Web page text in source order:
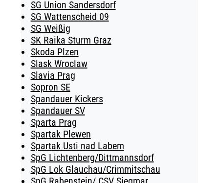
SG Union Sandersdorf
SG Wattenscheid 09
SG Weißig
SK Raika Sturm Graz
Skoda Plzen
Slask Wroclaw
Slavia Prag
Sopron SE
Spandauer Kickers
Spandauer SV
Sparta Prag
Spartak Plewen
Spartak Usti nad Labem
SpG Lichtenberg/Dittmannsdorf
SpG Lok Glauchau/Crimmitschau